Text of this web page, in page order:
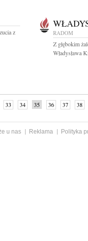
z
RADOM
Z głębokim
Władysława
33 34 35 36 37
38
u nas Reklama
Polityka